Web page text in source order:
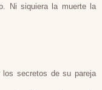
Ni siquiera la muerte la
los secretos de su pareja